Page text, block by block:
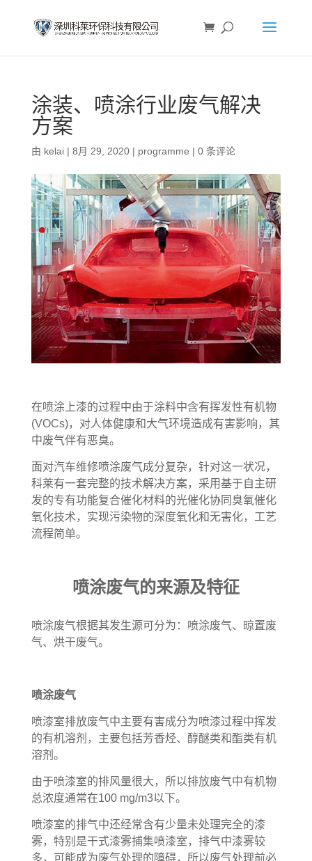
涂装、喷涂行业废气解决
方案
由 kelai| 8月 29, 2020| programme | 0 条评论
在喷涂上漆的过程中由于涂料中含有挥发性有机物
(VOCs)，对人体健康和大气环境造成有害影响，其
中废气伴有恶臭。
面对汽车维修喷涂废气成分复杂，针对这一状况，
科莱有一套完整的技术解决方案，采用基于自主研
发的专有功能复合催化材料的光催化协同臭氧催化
氧化技术，实现污染物的深度氧化和无害化，工艺
流程简单。
喷涂废气的来源及特征
喷涂废气根据其发生源可分为：喷涂废气、晾置废
气、烘干废气。
喷涂废气
喷漆室排放废气中主要有害成分为喷漆过程中挥发
的有机溶剂，主要包括芳香烃、醇醚类和酯类有机
溶剂。
由于喷漆室的排风量很大，所以排放废气中有机物
总浓度通常在100 mg/m3以下。
喷漆室的排气中还经常含有少量未处理完全的漆
雾，特别是干式漆雾捕集喷漆室，排气中漆雾较
多，可能成为废气处理的障碍，所以废气处理前必